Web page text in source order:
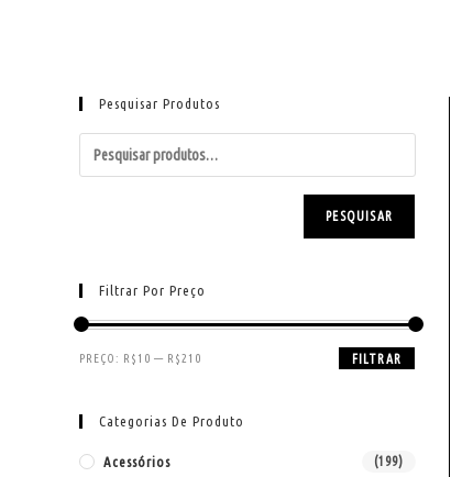
Pesquisar Produtos
PESQUISAR
Filtrar Por Preço
FILTRAR
PREÇO: R$10 — R$210
Categorias De Produto
Acessórios (199)